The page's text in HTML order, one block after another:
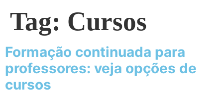
Tag: Cursos
Formação continuada para
professores: veja opções de
cursos